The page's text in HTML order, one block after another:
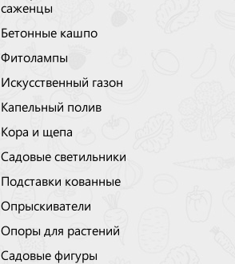
саженцы
Бетонные кашпо
Фитолампы
Искусственный газон
Капельный полив
Кора и щепа
Садовые светильники
Подставки кованные
Опрыскиватели
Опоры для растений
Садовые фигуры